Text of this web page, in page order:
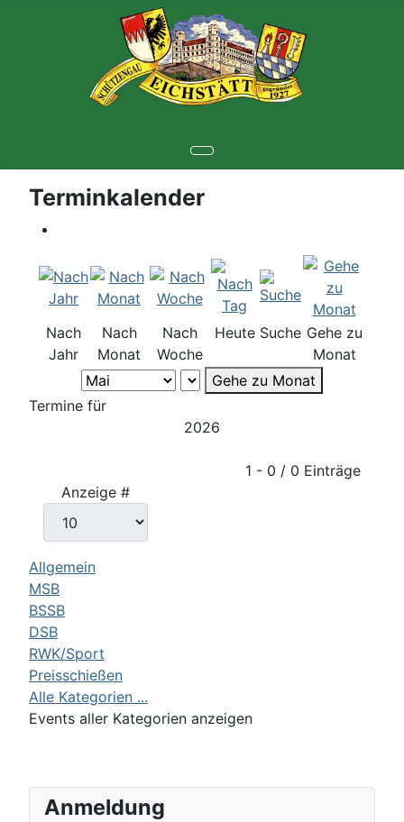
Terminkalender
Nach
Jahr
Nach
Monat
Nach
Woche
Heute Suche Gehe zu
Monat
Gehe zu Monat
Termine für
2026
1 - 0 / 0 Einträge
Anzeige #
Allgemein
MSB
BSSB
DSB
RWK/Sport
Preisschießen
Alle Kategorien ...
Events aller Kategorien anzeigen
Anmeldung